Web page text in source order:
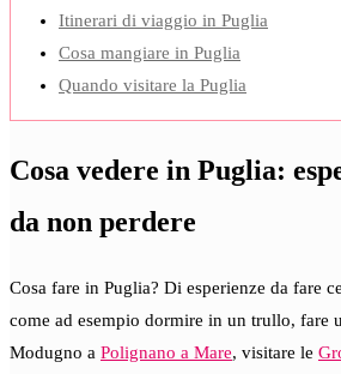
Itinerari di viaggio in Puglia
Cosa mangiare in Puglia
Quando visitare la Puglia
Cosa vedere in Puglia:
da non perdere
Cosa fare in Puglia? Di esperienze da fare
come ad esempio dormire in un trullo, fare
Modugno a Polignano a Mare, visitare le